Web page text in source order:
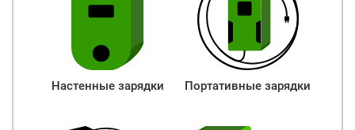
Настенные зарядки Портативные зарядки